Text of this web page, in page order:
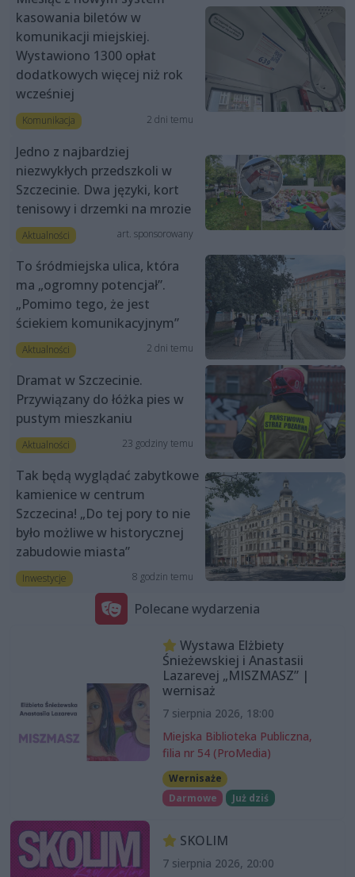
kasowania biletów w
komunikacji miejskiej.
Wystawiono 1300 opłat
dodatkowych więcej niż rok
wcześniej
Komunikacja 2 dni temu
Jedno z najbardziej
niezwykłych przedszkoli w
Szczecinie. Dwa języki, kort
tenisowy i drzemki na mrozie
Aktualności art. sponsorowany
To śródmiejska ulica, która
ma „ogromny potencjał”.
„Pomimo tego, że jest
ściekiem komunikacyjnym”
Aktualności 2 dni temu
Dramat w Szczecinie.
Przywiązany do łóżka pies w
pustym mieszkaniu
Aktualności 23 godziny temu
Tak będą wyglądać zabytkowe
kamienice w centrum
Szczecina! „Do tej pory to nie
było możliwe w historycznej
zabudowie miasta”
Inwestycje 8 godzin temu
Polecane wydarzenia
Wystawa Elżbiety
Śnieżewskiej i Anastasii
Lazarevej „MISZMASZ” |
wernisaż
7 sierpnia 2026, 18:00
Miejska Biblioteka Publiczna,
filia nr 54 (ProMedia)
Wernisaże
Darmowe
Już dziś
SKOLIM
7 sierpnia 2026, 20:00